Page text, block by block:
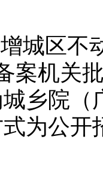
城区不
案机关
乡院（
为公开